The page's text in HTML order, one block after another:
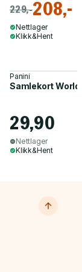
229,-208,-
Nettlager
Klikk&Hent
Panini
Samlekort
29,90
Nettlager
Klikk&Hent